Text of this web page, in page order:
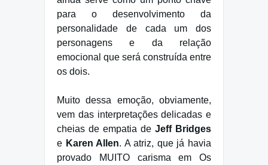
para o desenvolvimento da
personalidade de cada um dos
personagens e da relação
emocional que será construída entre
os dois.
Muito dessa emoção, obviamente,
vem das interpretações delicadas e
cheias de empatia de Jeff Bridges
e Karen Allen. A atriz, que já havia
provado MUITO carisma em Os